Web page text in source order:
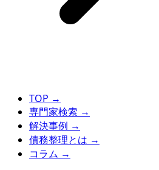
TOP →
専門家検索 →
解決事例 →
債務整理とは →
コラム →